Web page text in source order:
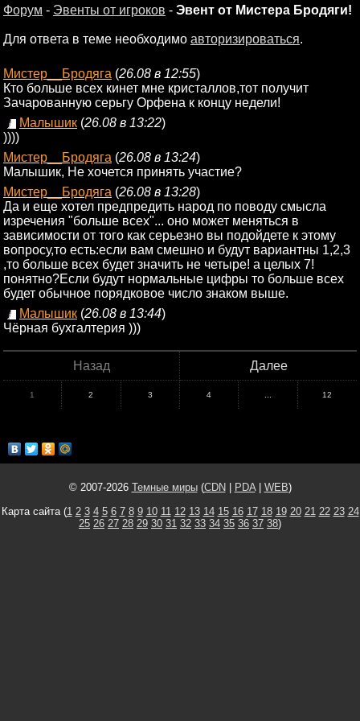
Форум - Эвенты от игроков - Эвент от Мистера Бродяги!
Для ответа в теме необходимо авторизироваться.
Мистер__Бродяга (26.08 в 12:55)
Кто больше всех кинет мне кристаллов,тот получит
Зачарованную серьгу Орфена к концу недели!
Малышик (26.08 в 13:22)
))))
Мистер__Бродяга (26.08 в 13:24)
Малышик, Не хочется принять участие?
Мистер__Бродяга (26.08 в 13:28)
Да и еще хотел предпредить народ по поводу смысла
изречения "больше всех"... оно может меняться в
зависимости от того как серьезно вы подойдете к этому
вопросу,то есть:если вам смешно и будут вариантны 1,2,3
,то больше всех будет значить не четыре! а целых 7!
понятно?Если будут нормальные цифры то больше всех
будет обычное порядковое число знаком выше.
Малышик (26.08 в 13:44)
Чёрная бухгалтерия )))
Назад Далее
1 2 3 4 12
© 2007-2026 Темные миры(CDN PDA| WEB)
Карта сайта (1 2 3 4 5 6 7 8 9 10 11 12 13 14 15 16 17 18 19 20 21 22 23 24
25 26 27 28 29 30 31 32 33 34 35 36 37 38)